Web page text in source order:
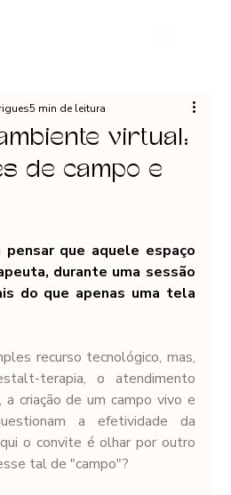
virtual:
de campo e
5 min de leitura
pensar que aquele espaço
durante uma sessão
do que apenas uma tela
recurso tecnológico, mas,
terapia, o atendimento
criação de um campo vivo e
a efetividade da
o convite é olhar por outro
tal de "campo"?